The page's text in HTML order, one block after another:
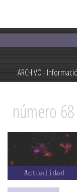
ARCHIVO -
Información y Actualidad
número 68